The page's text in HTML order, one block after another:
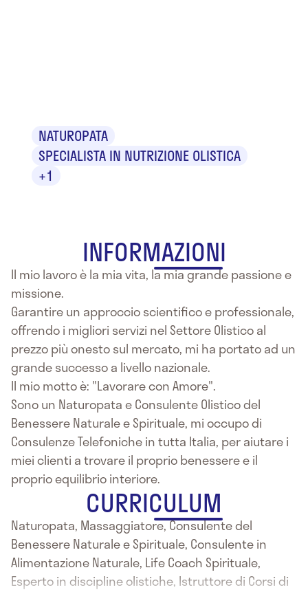
NATUROPATA
SPECIALISTA IN NUTRIZIONE OLISTICA
+1
INFORMAZIONI
Il mio lavoro è la mia vita, la mia grande passione e
missione.
Garantire un approccio scientifico e professionale,
offrendo i migliori servizi nel Settore Olistico al
prezzo più onesto sul mercato, mi ha portato ad un
grande successo a livello nazionale.
Il mio motto è: "Lavorare con Amore".
Sono un Naturopata e Consulente Olistico del
Benessere Naturale e Spirituale, mi occupo di
Consulenze Telefoniche in tutta Italia, per aiutare i
miei clienti a trovare il proprio benessere e il
proprio equilibrio interiore.
CURRICULUM
Naturopata, Massaggiatore, Consulente del
Benessere Naturale e Spirituale, Consulente in
Alimentazione Naturale, Life Coach Spirituale,
Esperto in discipline olistiche, Istruttore di Corsi di